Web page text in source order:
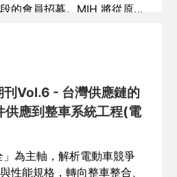
的會員招募。MIH 將從原有
全面連結機器人、邊緣運
發夥伴，共同建構面向「AI
刊Vol.6 - 台灣供應鏈的
供應到整車系統工程(電
為主軸，解析電動車競爭
性能規格，轉向整車整合、